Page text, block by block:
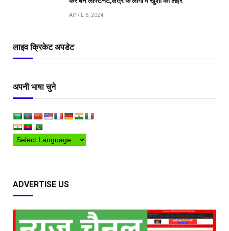
APRIL 6, 2024
लाइव क्रिकेट अपडेट
अपनी भाषा चुने
ADVERTISE US